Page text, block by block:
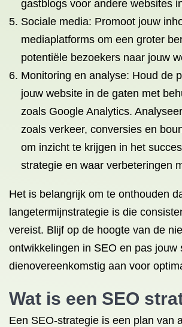
gastblogs voor andere websites
Sociale media: Promoot jouw
mediaplatforms om een groter
potentiële bezoekers naar jouw
Monitoring en analyse: Houd de
jouw website in de gaten met
zoals Google Analytics.
zoals verkeer, conversies en
om inzicht te krijgen in het
strategie en waar verbeteringen
Het is belangrijk om te onthouden
langetermijnstrategie is die
vereist. Blijf op de hoogte van de
ontwikkelingen in SEO en pas jouw
dienovereenkomstig aan voor
Wat is een SEO
Een SEO-strategie is een plan van